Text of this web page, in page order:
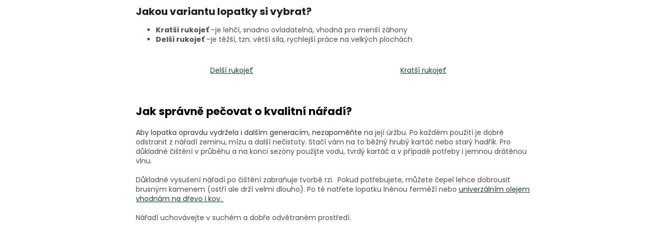
Jakou variantu lopatky si vybrat?
Kratší rukojeť–je lehčí, snadno ovladatelná, vhodná pro menší záhony
Delší rukojeť–je těžší, tzn. větší síla, rychlejší práce na velkých plochách
Delší rukojeť Kratší rukojeť
Jak správně pečovat o kvalitní nářadí?
Aby lopatka opravdu vydržela i dalším generacím, nezapoměňte na její úržbu. Po každém použití je dobré
odstranit z nářadí zeminu, mízu a další nečistoty. Stačí vám na to běžný hrubý kartáč nebo starý hadřík. Pro
důkladné čištění v průběhu a na konci sezóny použijte vodu, tvrdý kartáč a v případě potřeby i jemnou drátěnou
vlnu.
Důkladné vysušení nářadí po čištění zabraňuje tvorbě rzi. Pokud potřebujete, můžete čepel lehce dobrousit
brusným kamenem (ostří ale drží velmi dlouho). Po té natřete lopatku lněnou ferméží nebo univerzálním olejem
vhodnám na dřevo i kov.
Nářadí uchovávejte v suchém a dobře odvětraném prostředí.